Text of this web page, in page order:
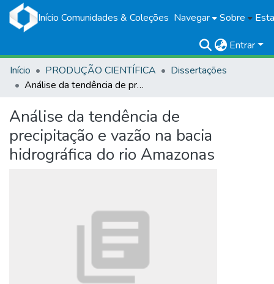
Início Comunidades & Coleções Navegar Sobre
Entrar
Início
PRODUÇÃO CIENTÍFICA
Dissertações
Análise da tendência de precipitação e vazão na bacia hidrográfica do rio Amazonas
Análise da tendência de
precipitação e vazão na bacia
hidrográfica do rio Amazonas